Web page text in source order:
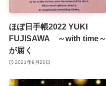
ほぼ日手帳2022 YUKI
FUJISAWA ～with time～
が届く
2021年9月20日